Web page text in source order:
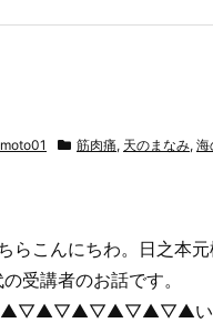
筋肉痛, 天のまなみ, 海
こんにちわ。日之本元
受講者のお話です。